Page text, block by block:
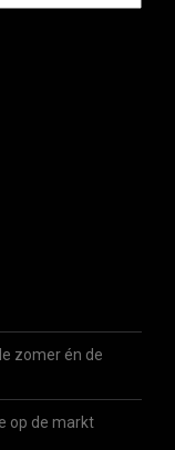
zomer én de
op de markt